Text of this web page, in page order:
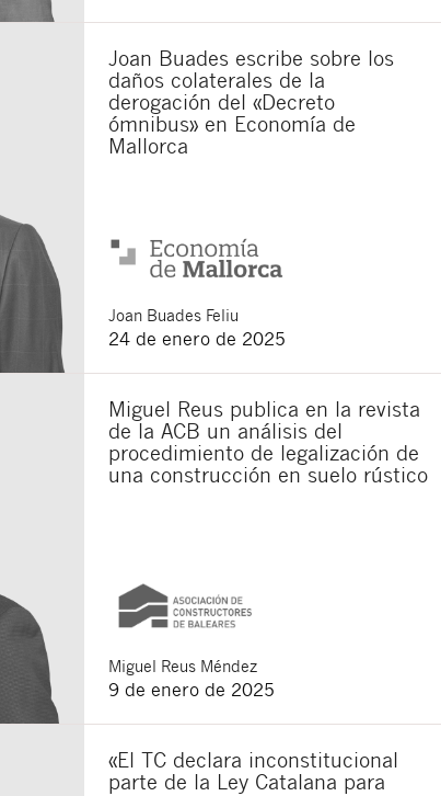
Joan Buades escribe sobre los
daños colaterales de la
derogación del «Decreto
ómnibus» en Economía de
Mallorca
Joan Buades Feliu
24 de enero de 2025
Miguel Reus publica en la revista
de la ACB un análisis del
procedimiento de legalización de
una construcción en suelo rústico
Miguel Reus Méndez
9 de enero de 2025
«El TC declara inconstitucional
parte de la Ley Catalana para